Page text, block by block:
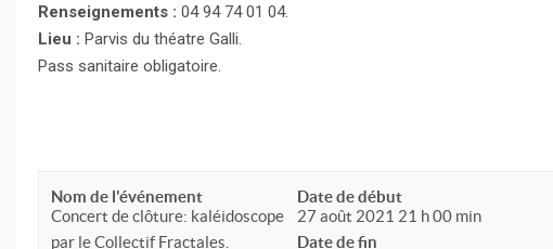
Renseignements : 04 94 74 01 04.
Lieu : Parvis du théatre Galli.
Pass sanitaire obligatoire.
Nom de l'événement
Concert de clôture: kaléidoscope
par le Collectif Fractales.
Date de début
27 août 2021 21 h 00 min
Date de fin